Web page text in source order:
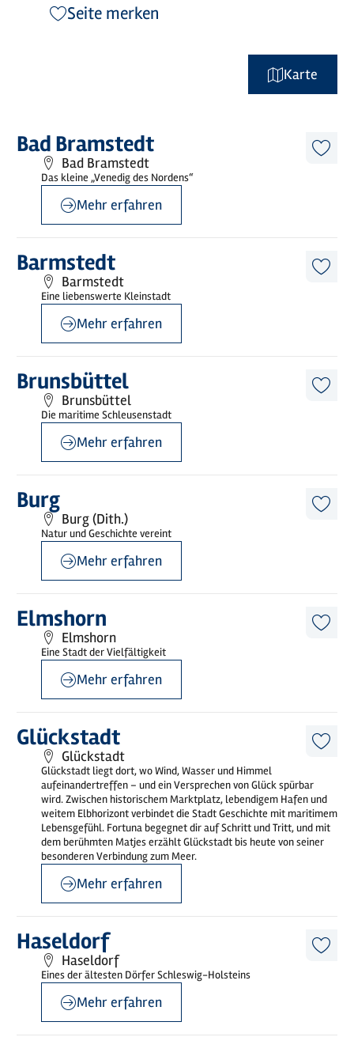
Seite merken
Karte
Bad Bramstedt
Bad Bramstedt
Das kleine „Venedig des Nordens“
Mehr
erfahren
Mehr erfahren
Barmstedt
Barmstedt
Eine liebenswerte Kleinstadt
Mehr
erfahren
Mehr erfahren
Brunsbüttel
Brunsbüttel
Die maritime Schleusenstadt
Mehr
erfahren
Mehr erfahren
Burg
Burg (Dith.)
Natur und Geschichte vereint
Mehr
erfahren
Mehr erfahren
Elmshorn
Elmshorn
Eine Stadt der Vielfältigkeit
Mehr
erfahren
Mehr erfahren
Glückstadt
Glückstadt
Glückstadt liegt dort, wo Wind, Wasser und Himmel
aufeinandertreffen – und ein Versprechen von Glück spürbar
wird. Zwischen historischem Marktplatz, lebendigem Hafen und
weitem Elbhorizont verbindet die Stadt Geschichte mit maritimem
Lebensgefühl. Fortuna begegnet dir auf Schritt und Tritt, und mit
dem berühmten Matjes erzählt Glückstadt bis heute von seiner
besonderen Verbindung zum Meer.
Mehr
erfahren
Mehr erfahren
Haseldorf
Haseldorf
Eines der ältesten Dörfer Schleswig-Holsteins
Mehr
erfahren
Mehr erfahren